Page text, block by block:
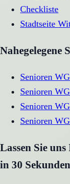
Checkliste
Stadtseite
Nahegelegene
Senioren WG
Senioren WG
Senioren WG
Senioren WG
Lassen Sie
in 30